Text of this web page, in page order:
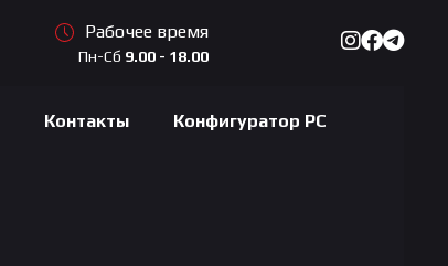
Рабочее время
Пн-Сб 9.00 - 18.00
Контакты Конфигуратор PC